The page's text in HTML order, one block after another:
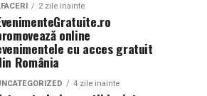
2 zile inainte
online
cu acces gratuit
România
4 zile inainte